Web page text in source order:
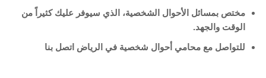
مختص بمسائل الأحوال الشخصية، الذي سيوفر عليك كثيراً من
الوقت والجهد.
للتواصل مع محامي أحوال شخصية في الرياض اتصل بنا